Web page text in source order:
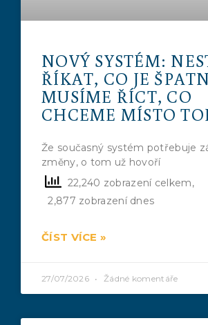
NOVÝ SYSTÉM:
ŘÍKAT, CO JE
MUSÍME ŘÍCT, CO
CHCEME MÍSTO
Že současný systém potřebuje
změny, o tom už hovoří
22,240 zobrazení celkem,
2,877 zobrazení dnes
ČÍST VÍCE »
27/07/2026 Žádné komentáře